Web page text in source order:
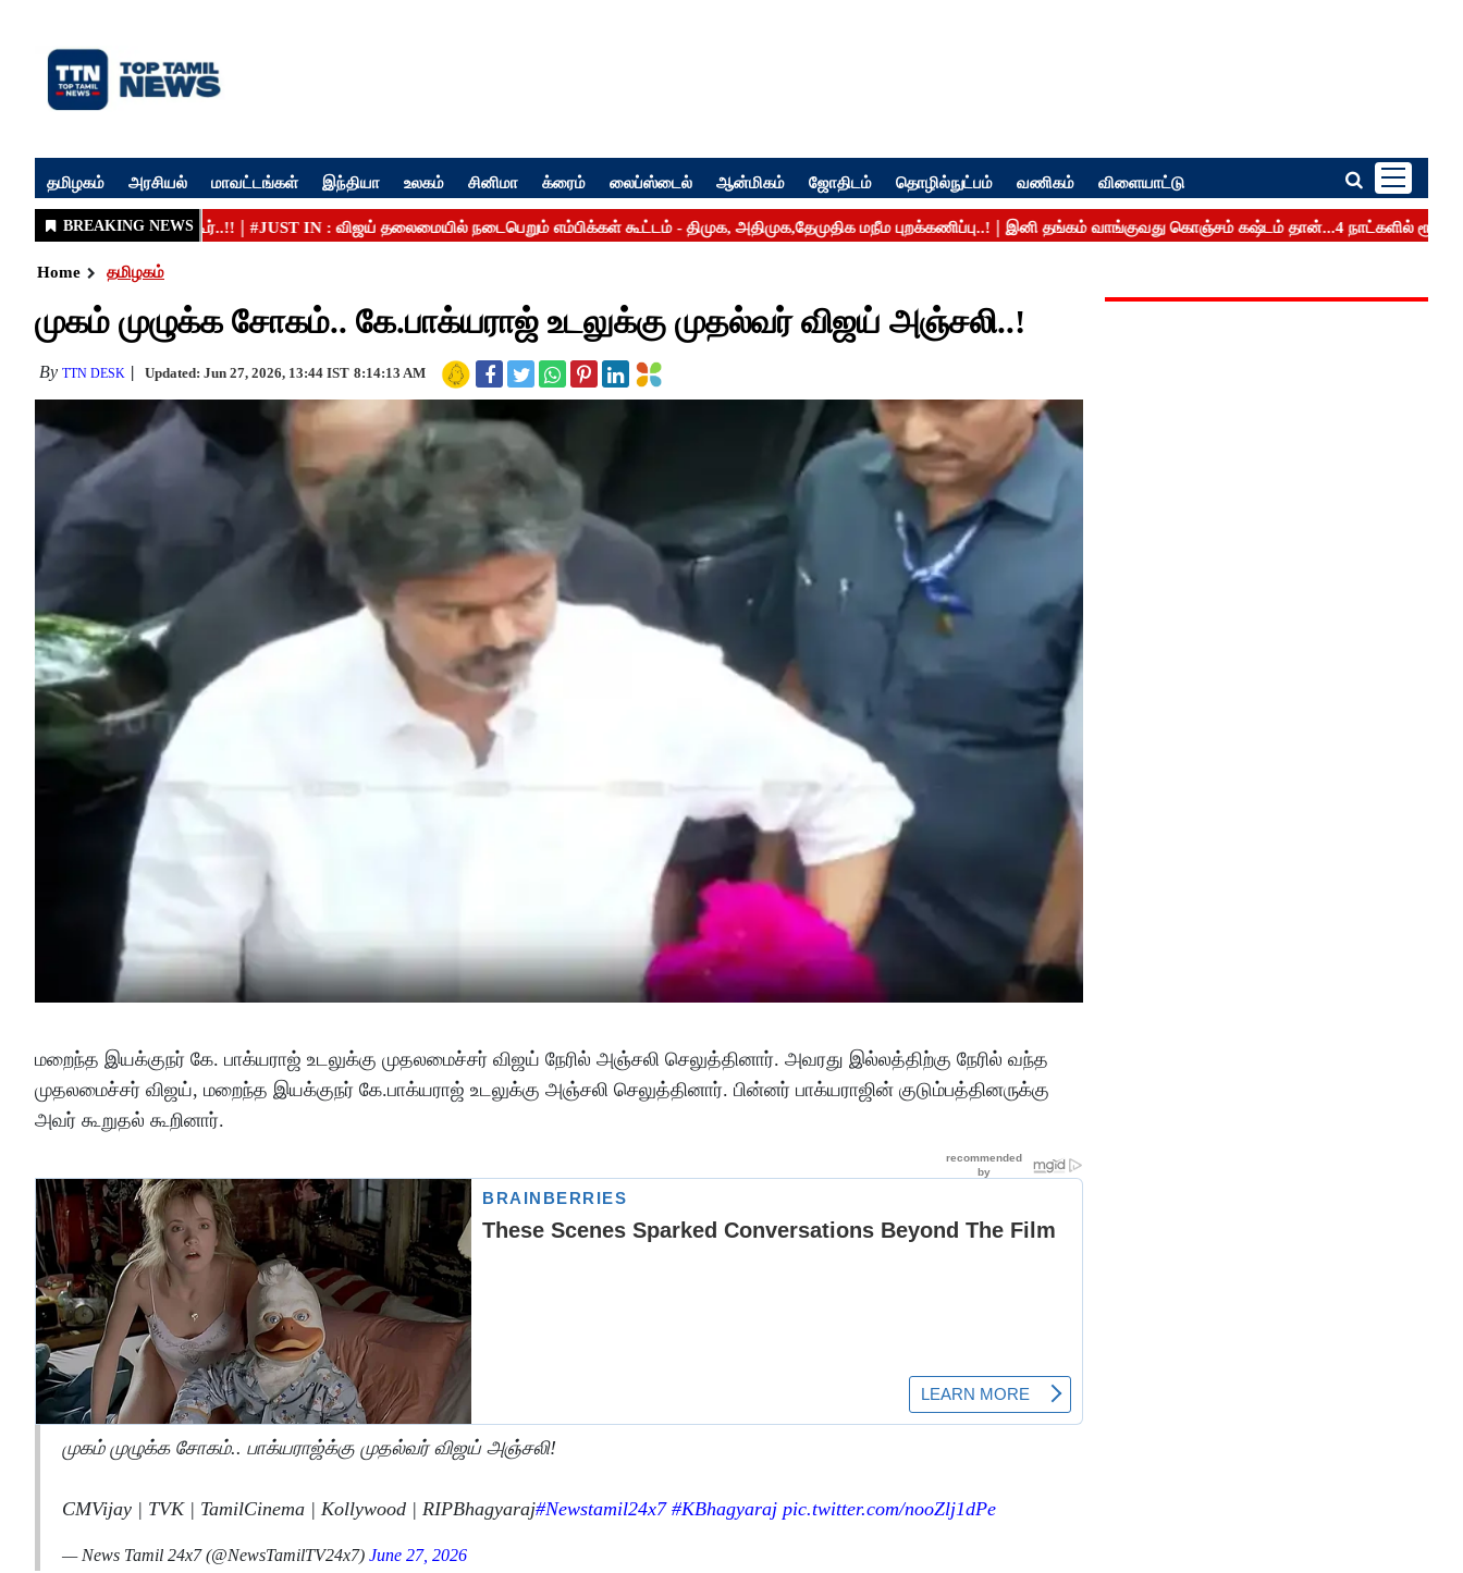
தமிழகம் அரசியல் மாவட்டங்கள் இந்தியா உலகம் சினிமா க்ரைம் லைப்ஸ்டைல் ஆன்மிகம் ஜோதிடம் தொழில்நுட்பம் வணிகம் விளையாட்டு
Home தமிழகம்
முகம் முழுக்க சோகம்.. கே.பாக்யராஜ் உடலுக்கு முதல்வர் விஜய் அஞ்சலி..!
By TTN DESK Updated: Jun 27, 2026, 13:44 IST 8:14:13 AM
மறைந்த இயக்குநர் கே. பாக்யராஜ் உடலுக்கு முதலமைச்சர் விஜய் நேரில் அஞ்சலி செலுத்தினார். அவரது இல்லத்திற்கு நேரில் வந்த
முதலமைச்சர் விஜய், மறைந்த இயக்குநர் கே.பாக்யராஜ் உடலுக்கு அஞ்சலி செலுத்தினார். பின்னர் பாக்யராஜின் குடும்பத்தினருக்கு
அவர் கூறுதல் கூறினார்.
முகம் முழுக்க சோகம்.. பாக்யராஜ்க்கு முதல்வர் விஜய் அஞ்சலி!
CMVijay | TVK | TamilCinema | Kollywood | RIPBhagyaraj#Newstamil24x7 #KBhagyaraj pic.twitter.com/nooZlj1dPe
— News Tamil 24x7 (@NewsTamilTV24x7) June 27, 2026